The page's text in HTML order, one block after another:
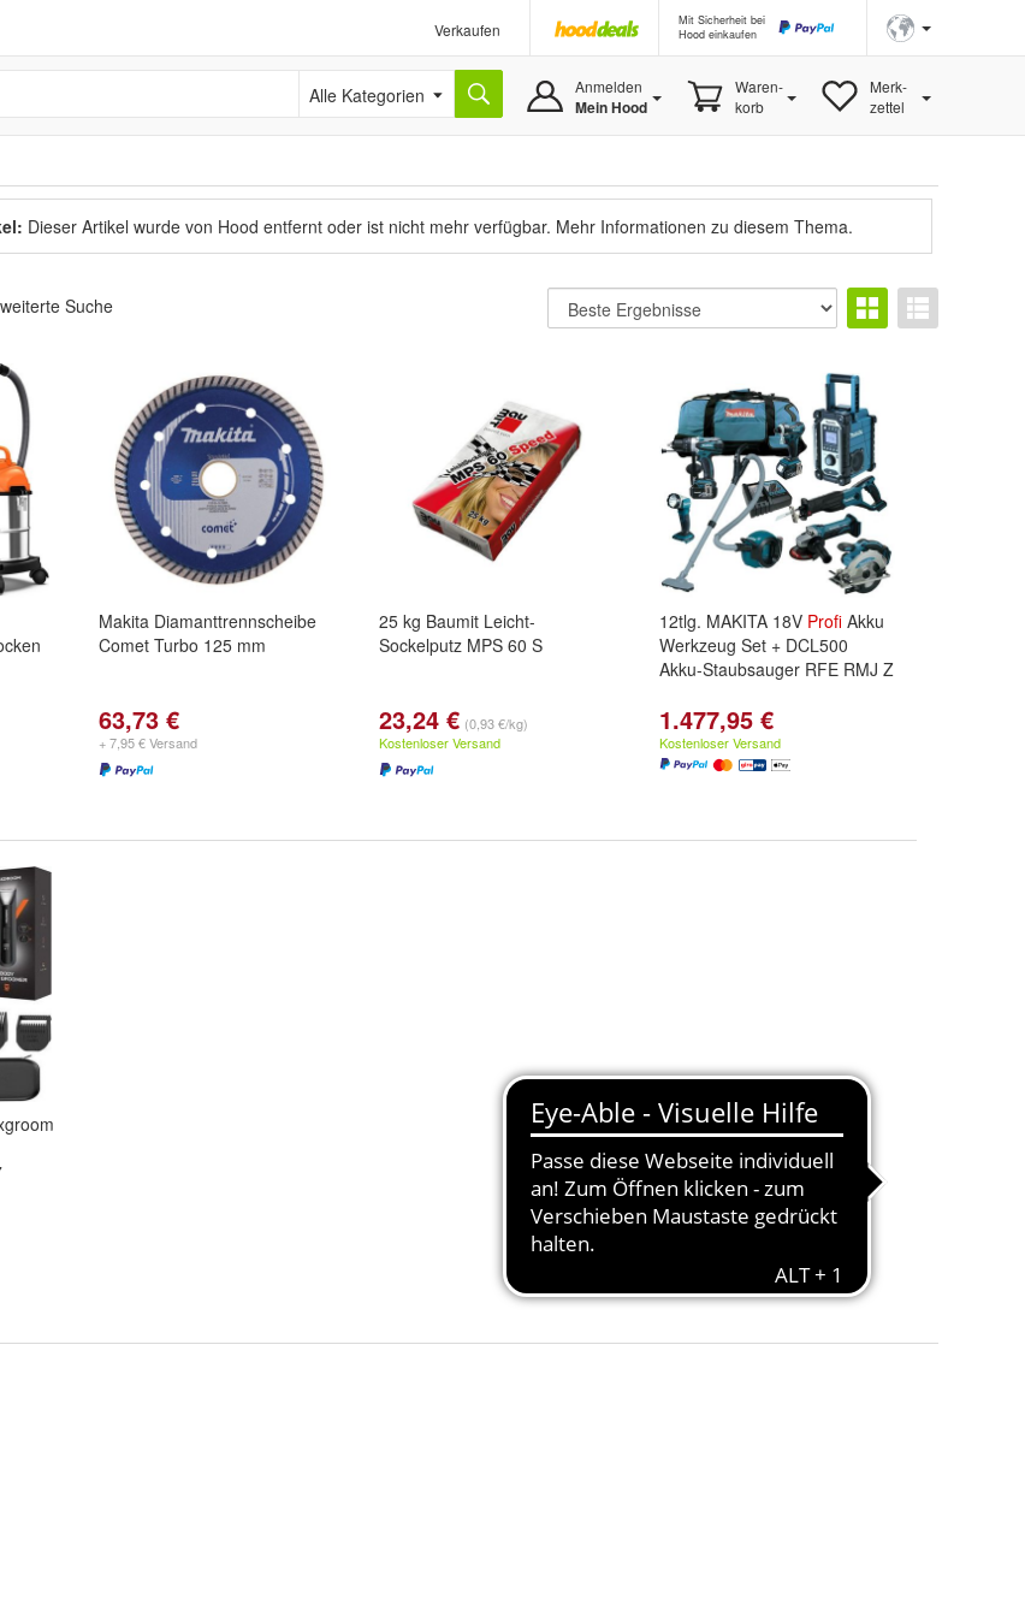
Verkaufen
Mit Sicherheit bei
Hood einkaufen
Alle Kategorien Anmelden
Mein Hood
Waren-
korb
Merk-
zettel
Dieser Artikel wurde von Hood entfernt oder ist nicht mehr verfügbar. Mehr Informationen zu diesem Thema.
Suche
Makita Diamanttrennscheibe
Comet Turbo 125 mm
63,73 €
+ 7,95 € Versand
25 kg Baumit Leicht-
Sockelputz MPS 60 S
23,24 € (0,93 €/kg)
Kostenloser Versand
12tlg. MAKITA 18V Profi Akku
Werkzeug Set + DCL500
Akku-Staubsauger RFE RMJ Z
1.477,95 €
Kostenloser Versand